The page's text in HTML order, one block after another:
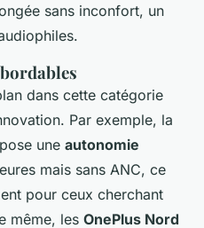
sans inconfort, un
dans cette catégorie
Par exemple, la
une autonomie
mais sans ANC, ce
pour ceux cherchant
même, les OnePlus Nord